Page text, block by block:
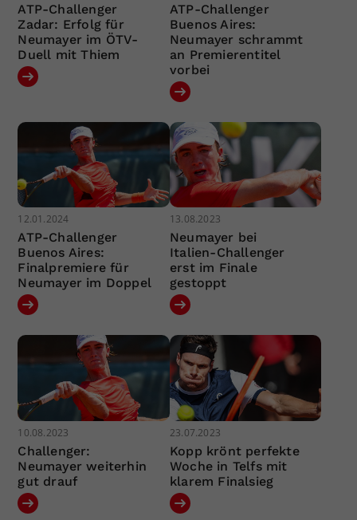
ATP-Challenger
Zadar: Erfolg für
Neumayer im ÖTV-
Duell mit Thiem
ATP-Challenger
Buenos Aires:
Neumayer schrammt
an Premierentitel
vorbei
12.01.2024
ATP-Challenger
Buenos Aires:
Finalpremiere für
Neumayer im Doppel
13.08.2023
Neumayer bei
Italien-Challenger
erst im Finale
gestoppt
10.08.2023
Challenger:
Neumayer weiterhin
gut drauf
23.07.2023
Kopp krönt perfekte
Woche in Telfs mit
klarem Finalsieg